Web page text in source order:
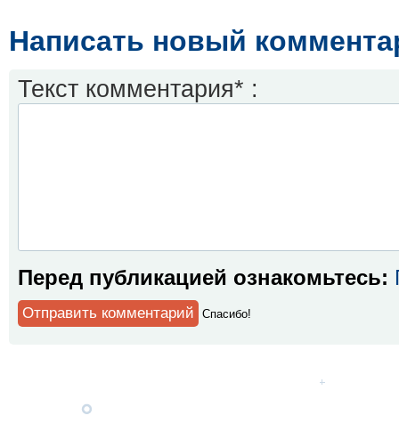
Написать новый
Текст комментария* :
Перед публикацией ознакомьтесь:
Спaсибо!